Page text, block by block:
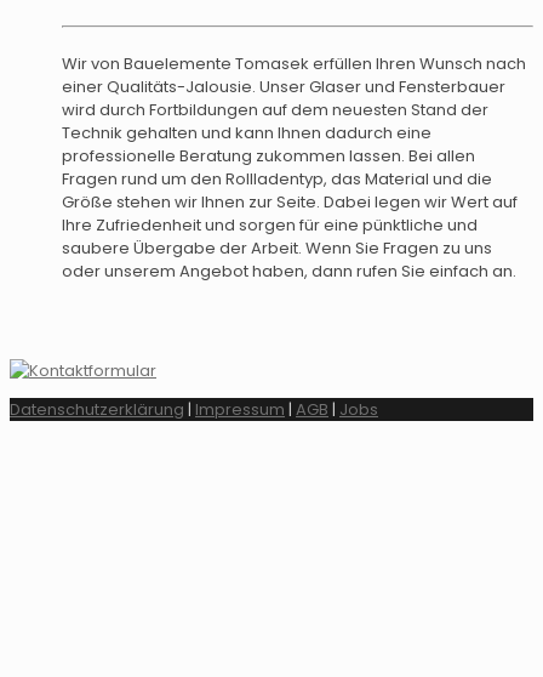
Wir von Bauelemente Tomasek erfüllen Ihren Wunsch nach
einer Qualitäts-Jalousie. Unser Glaser und Fensterbauer
wird durch Fortbildungen auf dem neuesten Stand der
Technik gehalten und kann Ihnen dadurch eine
professionelle Beratung zukommen lassen. Bei allen
Fragen rund um den Rollladentyp, das Material und die
Größe stehen wir Ihnen zur Seite. Dabei legen wir Wert auf
Ihre Zufriedenheit und sorgen für eine pünktliche und
saubere Übergabe der Arbeit. Wenn Sie Fragen zu uns
oder unserem Angebot haben, dann rufen Sie einfach an.
Datenschutzerklärung | Impressum | AGB | Jobs